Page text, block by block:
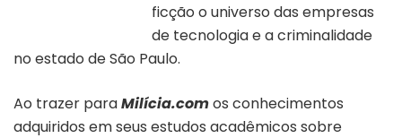
ficção o universo das empresas
de tecnologia e a criminalidade
no estado de São Paulo.
Ao trazer paraMilícia.comos conhecimentos
adquiridos em seus estudos acadêmicos sobre